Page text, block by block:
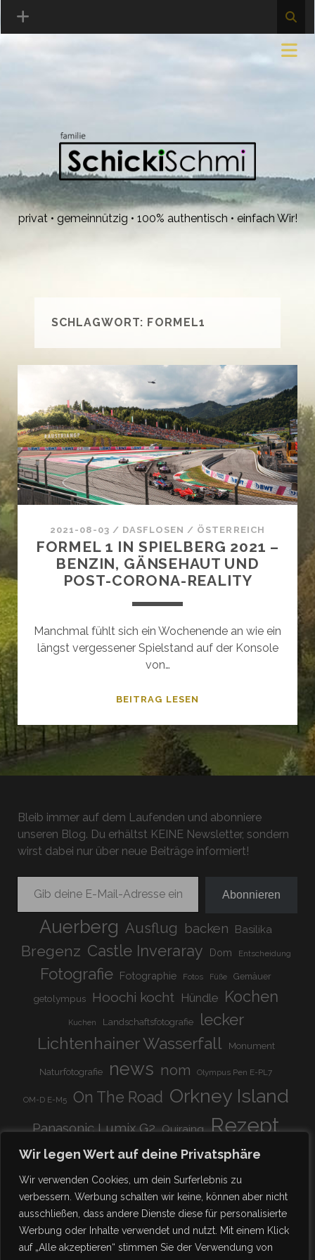
Wir legen Wert auf deine Privatsphäre
Wir verwenden Cookies, um dein Surferlebnis zu
verbessern. Werbung schalten wir keine, können aber nicht
ausschließen, dass andere Dienste diese für personalisierte
Werbung oder Inhalte verwendet und nutzt. Mit einem Klick
auf „Alle akzeptieren“ stimmen Sie der Verwendung von
privat • gemeinnützig • 100% authentisch • einfach Wir!
SCHLAGWORT: FORMEL1
2021-08-03 / DASFLOSEN / ÖSTERREICH
FORMEL 1 IN SPIELBERG 2021 –
BENZIN, GÄNSEHAUT UND
POST-CORONA-REALITY
Manchmal fühlt sich ein Wochenende an wie ein
längst vergessener Spielstand auf der Konsole
von…
BEITRAG LESEN
2021
GÄNSEHAUT
UND
POST-
Bleib immer auf dem Laufenden und abonniere
unseren Blog. Du erhältst KEINE Newsletter, sondern
wirst dabei nur über neue Beiträge informiert!
Gib deine E-Mail-Adresse ein ...
Abonnieren
Auerberg Ausflug backen Basilika
Bregenz Castle Inveraray Dom Entscheidung
Fotografie Fotographie Fotos Füße Gemäuer
getolympus Hoochi kocht Hündle Kochen
Kuchen Landschaftsfotografie lecker
Lichtenhainer Wasserfall Monument
Naturfotografie news nom Olympus Pen E-PL7
OM-D E-M5 On The Road Orkney Island
Panasonic Lumix G2 Quiraing Rezept
Rundreise schnell & einfach Scotland
Stadion super lecker Systemkamera
vegetarisch Viadukt weitnau woooohoooo!!!!
zu Hause ♥